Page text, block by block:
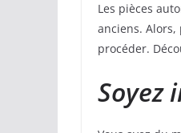
Les pièces
anciens.
procéder.
Soyez